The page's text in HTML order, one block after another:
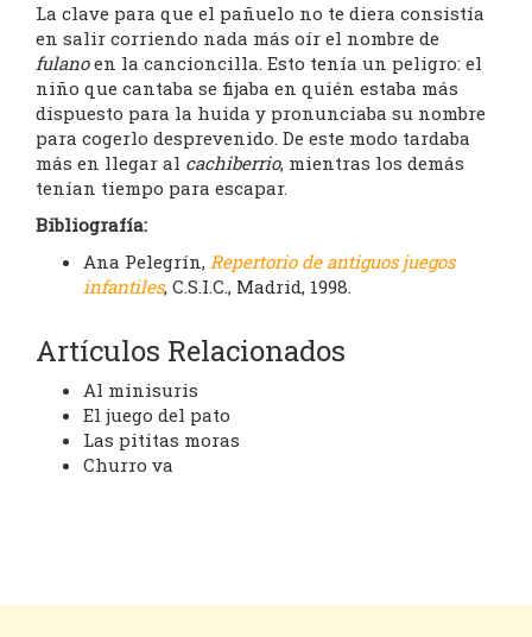
La clave para que el pañuelo no te diera consistía
en salir corriendo nada más oír el nombre de
fulanoen la cancioncilla. Esto tenía un peligro: el
niño que cantaba se fijaba en quién estaba más
dispuesto para la huida y pronunciaba su nombre
para cogerlo desprevenido. De este modo tardaba
más en llegar al cachiberrio, mientras los demás
tenían tiempo para escapar.
Bibliografía:
Ana Pelegrín, Repertorio de antiguos juegos
infantiles, C.S.I.C., Madrid, 1998.
Artículos Relacionados
Al minisuris
El juego del pato
Las pititas moras
Churro va